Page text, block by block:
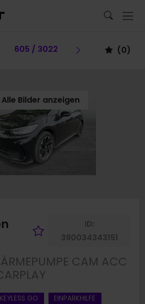
Vorheriges Fahrzeug
605 / 3022 Vorheriges
(0)
Alle Bilder anzeigen
Fahrzeug
ID:
390034343151
CAM ACC
KEYLESS GO EINPARKHILFE